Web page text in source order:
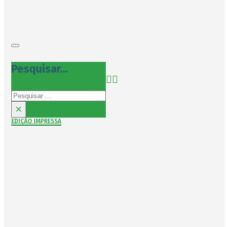
Pesquisar...
Pesquisar
×
EDIÇÃO IMPRESSA